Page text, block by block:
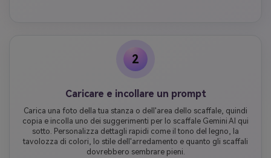
2
Caricare e incollare un prompt
Carica una foto della tua stanza o dell'area dello scaffale, quindi
copia e incolla uno dei suggerimenti per lo scaffale Gemini AI qui
sotto. Personalizza dettagli rapidi come il tono del legno, la
tavolozza di colori, lo stile dell'arredamento e quanto gli scaffali
dovrebbero sembrare pieni.